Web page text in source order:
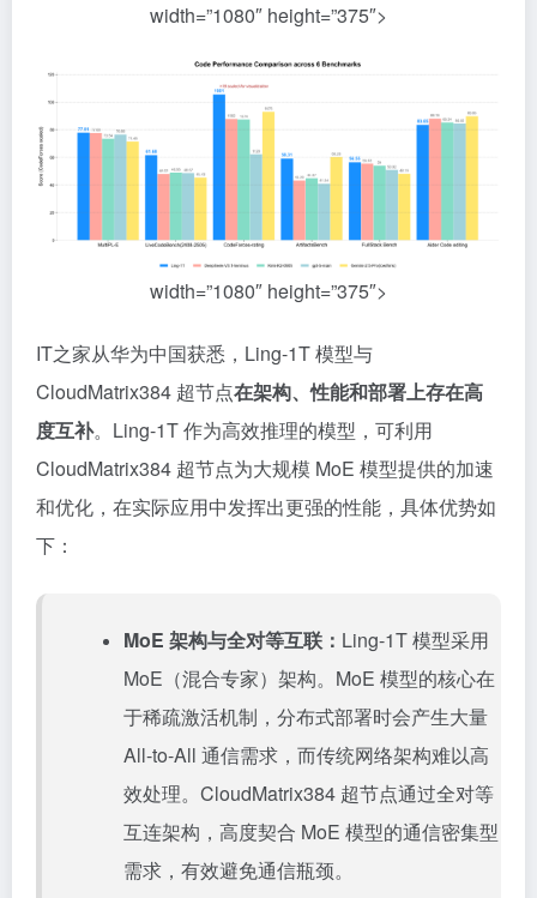
width=”1080″ height=”375″>
width=”1080″ height=”375″>
IT之家从华为中国获悉，Ling-1T 模型与
CloudMatrix384 超节点在架构、性能和部署上存在高
度互补。Ling-1T 作为高效推理的模型，可利用
CloudMatrix384 超节点为大规模 MoE 模型提供的加速
和优化，在实际应用中发挥出更强的性能，具体优势如
下：
MoE 架构与全对等互联： Ling-1T 模型采用
MoE（混合专家）架构。MoE 模型的核心在
于稀疏激活机制，分布式部署时会产生大量
All-to-All 通信需求，而传统网络架构难以高
效处理。CloudMatrix384 超节点通过全对等
互连架构，高度契合 MoE 模型的通信密集型
需求，有效避免通信瓶颈。